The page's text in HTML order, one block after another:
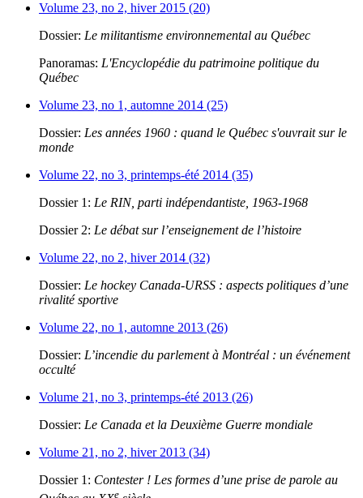
Volume 23, no 2, hiver 2015 (20)
Dossier: Le militantisme environnemental au Québec
Panoramas: L'Encyclopédie du patrimoine politique du
Québec
Volume 23, no 1, automne 2014 (25)
Dossier: Les années 1960 : quand le Québec s'ouvrait sur le
monde
Volume 22, no 3, printemps-été 2014 (35)
Dossier 1: Le RIN, parti indépendantiste, 1963-1968
Dossier 2: Le débat sur l’enseignement de l’histoire
Volume 22, no 2, hiver 2014 (32)
Dossier: Le hockey Canada-URSS : aspects politiques d’une
rivalité sportive
Volume 22, no 1, automne 2013 (26)
Dossier: L’incendie du parlement à Montréal : un événement
occulté
Volume 21, no 3, printemps-été 2013 (26)
Dossier: Le Canada et la Deuxième Guerre mondiale
Volume 21, no 2, hiver 2013 (34)
Dossier 1: Contester ! Les formes d’une prise de parole au
e